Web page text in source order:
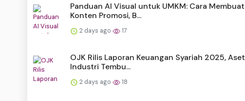
Panduan AI Visual untuk UMKM: Cara Membuat
Konten Promosi, B...
2 days ago 17
OJK Rilis Laporan Keuangan Syariah 2025, Aset
Industri Tembu...
2 days ago 18